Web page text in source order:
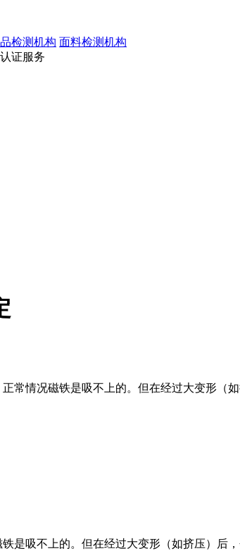
检测机构 面料检测机构
证服务
常情况磁铁是吸不上的。但在经过大变形（
是吸不上的。但在经过大变形（如挤压）后